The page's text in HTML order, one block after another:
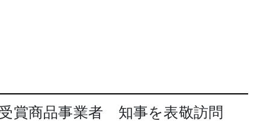
賞商品事業者 知事を表敬訪問